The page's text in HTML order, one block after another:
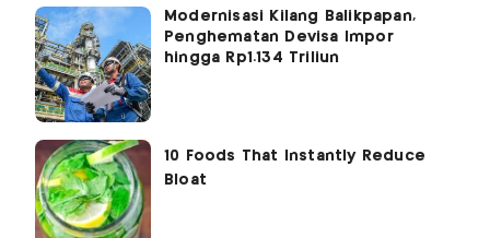
Modernisasi Kilang Balikpapan,
Penghematan Devisa Impor
hingga Rp1.134 Triliun